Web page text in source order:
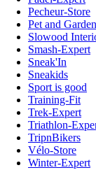
Pecheur-Store
Pet and Garden
Slowood
Smash-Expert
Sneak'In
Sneakids
Sport is good
Training-Fit
Trek-Expert
Triathlon-
TripnBikers
Vélo-Store
Winter-Expert